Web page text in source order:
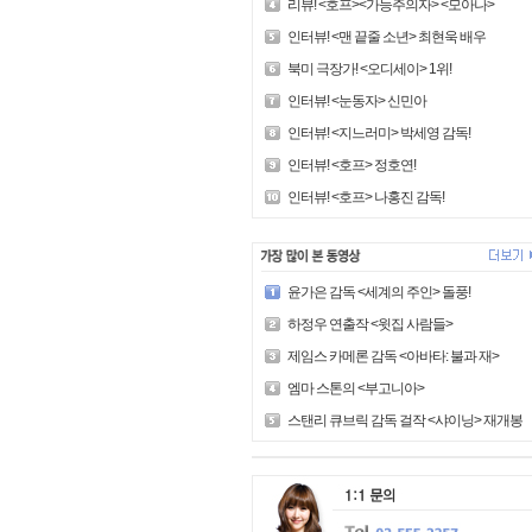
리뷰! <호프><가능주의자> <모아나>
인터뷰! <맨 끝줄 소년> 최현욱 배우
북미 극장가! <오디세이> 1위!
인터뷰! <눈동자> 신민아
인터뷰! <지느러미> 박세영 감독!
인터뷰! <호프> 정호연!
인터뷰! <호프> 나홍진 감독!
윤가은 감독 <세계의 주인> 돌풍!
하정우 연출작 <윗집 사람들>
제임스 카메론 감독 <아바타: 불과 재>
엠마 스톤의 <부고니아>
스탠리 큐브릭 감독 걸작 <샤이닝> 재개봉!